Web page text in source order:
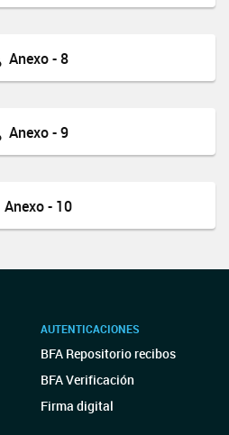
Anexo - 8
Anexo - 9
Anexo - 10
AUTENTICACIONES
BFA Repositorio recibos
BFA Verificación
Firma digital